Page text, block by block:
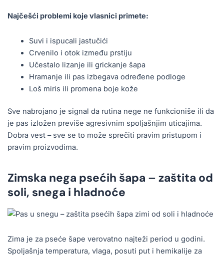
Najčešći problemi koje vlasnici primete:
Suvi i ispucali jastučići
Crvenilo i otok između prstiju
Učestalo lizanje ili grickanje šapa
Hramanje ili pas izbegava određene podloge
Loš miris ili promena boje kože
Sve nabrojano je signal da rutina nege ne funkcioniše ili da
je pas izložen previše agresivnim spoljašnjim uticajima.
Dobra vest – sve se to može sprečiti pravim pristupom i
pravim proizvodima.
Zimska nega psećih šapa – zaštita od
soli, snega i hladnoće
Zima je za pseće šape verovatno najteži period u godini.
Spoljašnja temperatura, vlaga, posuti put i hemikalije za